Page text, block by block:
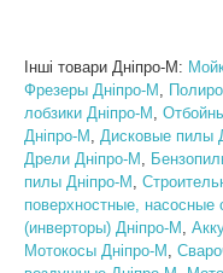
Інші товари Днiпро-М:
Фрезеры Днiпро-М ,
лобзики Днiпро-М ,
Днiпро-М , Дисковые пилы
Дрели Днiпро-М ,
пилы Днiпро-М ,
поверхностные, насосные
(инверторы) Днiпро-М ,
Мотокосы Днiпро-М ,